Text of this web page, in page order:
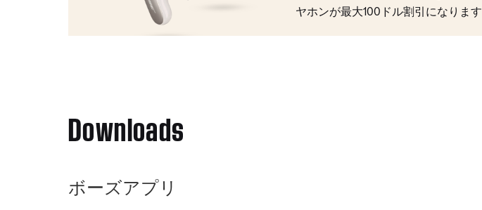
ヤホンが最大100ドル割引になります
Downloads
ボーズアプリ